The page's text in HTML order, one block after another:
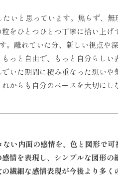
いと思っています。焦らず、無
をひとつひとつ丁寧に拾い上
離れていた分、新しい視点や
っと自由で、もっと自分らしい
いた期間に積み重なった想いや
からも自分のペースを大切にし
い内面の感情を、色と図形で
情を表現し、シンプルな図形
繊細な感情表現が今後より多く